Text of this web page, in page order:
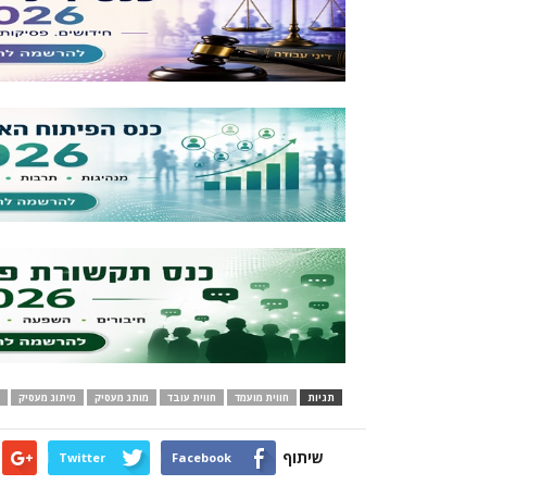
תגיות חווית מועמד חווית עובד מותג מעסיק מיתוג מעסיק
שיתוף Facebook
Twitter